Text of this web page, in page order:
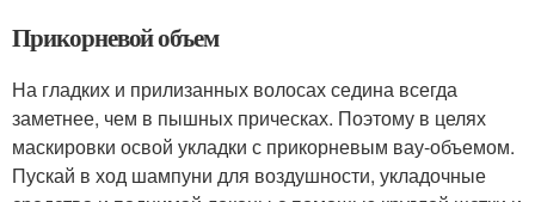
Прикорневой объем
На гладких и прилизанных волосах седина всегда
заметнее, чем в пышных прическах. Поэтому в целях
маскировки освой укладки с прикорневым вау-объемом.
Пускай в ход шампуни для воздушности, укладочные